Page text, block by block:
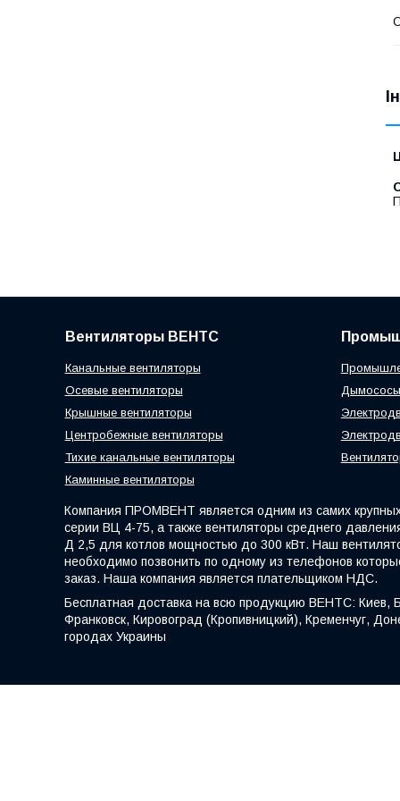
Вентиляторы ВЕНТС
Канальные вентиляторы
Осевые вентиляторы
Крышные вентиляторы
Центробежные вентиляторы
Тихие канальные вентиляторы
Каминные вентиляторы
Дымососы
Компания ПРОМВЕНТ является одним из самих
серии ВЦ 4-75, а также вентиляторы среднего
Д 2,5 для котлов мощностью до 300 кВт. Наш
необходимо позвонить по одному из телефонов
заказ. Наша компания является плательщиком НДС.
Бесплатная доставка на всю продукцию ВЕНТС: Киев,
Франковск, Кировоград (Кропивницкий), Кременчуг,
городах Украины